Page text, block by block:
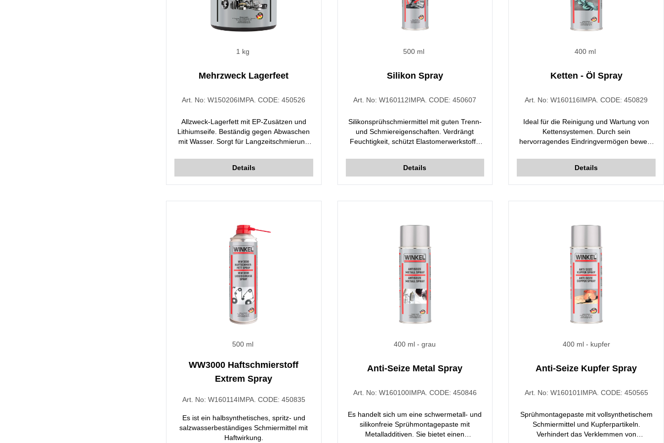
1 kg
Mehrzweck Lagerfeet
Art. No:W150206IMPA. CODE:450526
Allzweck-Lagerfett mit EP-Zusätzen und
Lithiumseife. Beständig gegen Abwaschen
mit Wasser. Sorgt für Langzeitschmierung
Verschleiß. Ideal für die Schmierung von
Systemen, die unter extremem Druck,
Details
500 ml
Silikon Spray
Art. No:W160112IMPA. CODE:450607
Silikonsprühschmiermittel mit guten Trenn-
und Schmiereigenschaften. Verdrängt
Feuchtigkeit, schützt Elastomerwerkstoffe
Verkleben und den Abrieb, reduziert den
durch Reibung verursachten Lärm. Es kann
Details
400 ml
Ketten - Öl Spray
Art. No:W160116IMPA. CODE:450829
Ideal für die Reinigung und Wartung von
Kettensystemen. Durch sein
hervorragendes Eindringvermögen bewegt
Oberflächen und sorgt für eine effektive
Schmierung. Widerstandsfähig gegen
Wartung und Verlängerung der
Details
500 ml
WW3000 Haftschmierstoff
Extrem Spray
Art. No: W160114IMPA. CODE: 450835
Es ist ein halbsynthetisches, spritz- und
salzwasserbeständiges Schmiermittel mit
Haftwirkung.
400 ml - grau
Anti-Seize Metal Spray
Art. No: W160100IMPA. CODE: 450846
Es handelt sich um eine schwermetall- und
silikonfreie Sprühmontagepaste mit
Metalladditiven. Sie bietet einen
400 ml - kupfer
Anti-Seize Kupfer Spray
Art. No: W160101 IMPA. CODE: 450565
Sprühmontagepaste mit vollsynthetischem
Schmiermittel und Kupferpartikeln.
Verhindert das Verklemmen von